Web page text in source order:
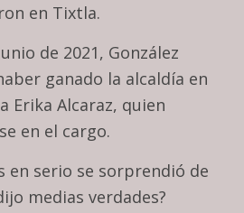
en Tixtla.
de 2021, González
ganado la alcaldía en
Erika Alcaraz, quien
en el cargo.
en serio se sorprendió de
medias verdades?